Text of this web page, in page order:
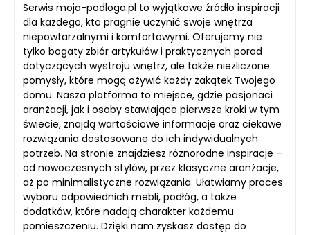
Serwis moja-podloga.pl to wyjątkowe źródło inspiracji
dla każdego, kto pragnie uczynić swoje wnętrza
niepowtarzalnymi i komfortowymi. Oferujemy nie
tylko bogaty zbiór artykułów i praktycznych porad
dotyczących wystroju wnętrz, ale także niezliczone
pomysły, które mogą ożywić każdy zakątek Twojego
domu. Nasza platforma to miejsce, gdzie pasjonaci
aranżacji, jak i osoby stawiające pierwsze kroki w tym
świecie, znajdą wartościowe informacje oraz ciekawe
rozwiązania dostosowane do ich indywidualnych
potrzeb. Na stronie znajdziesz różnorodne inspiracje –
od nowoczesnych stylów, przez klasyczne aranżacje,
aż po minimalistyczne rozwiązania. Ułatwiamy proces
wyboru odpowiednich mebli, podłóg, a także
dodatków, które nadają charakter każdemu
pomieszczeniu. Dzięki nam zyskasz dostęp do